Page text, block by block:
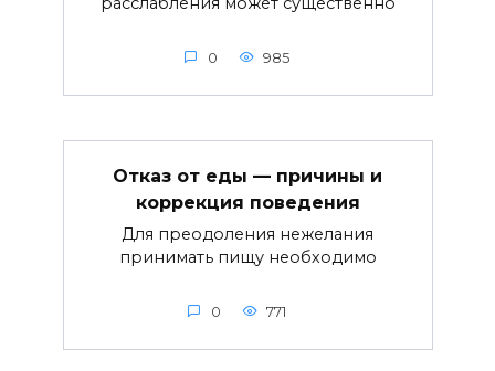
0 985
Отказ от еды — причины и
коррекция поведения
Для преодоления нежелания
принимать пищу необходимо
0 771